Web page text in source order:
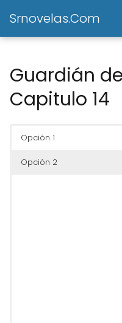
Srnovelas.Com
Guardián
Capitulo 14
Opción 1
Opción 2